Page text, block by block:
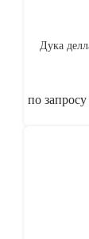
Дука
по запросу